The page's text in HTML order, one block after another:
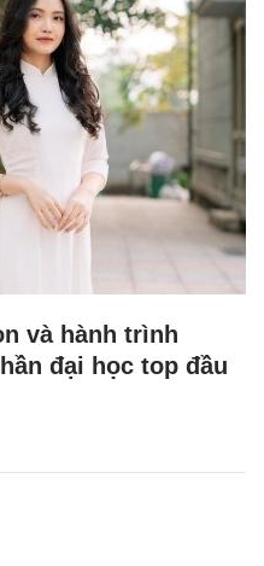
và hành trình
đại học top đầu